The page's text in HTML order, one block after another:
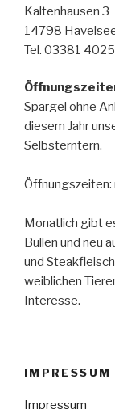
Kaltenhausen 3
14798
Tel. 03381
Spargel ohne
diesem Jahr
Selbsterntern.
Öffnungszeiten:
Monatlich gibt
Bullen und neu
und
weiblichen
Interesse.
IMPRESSUM
Impressum